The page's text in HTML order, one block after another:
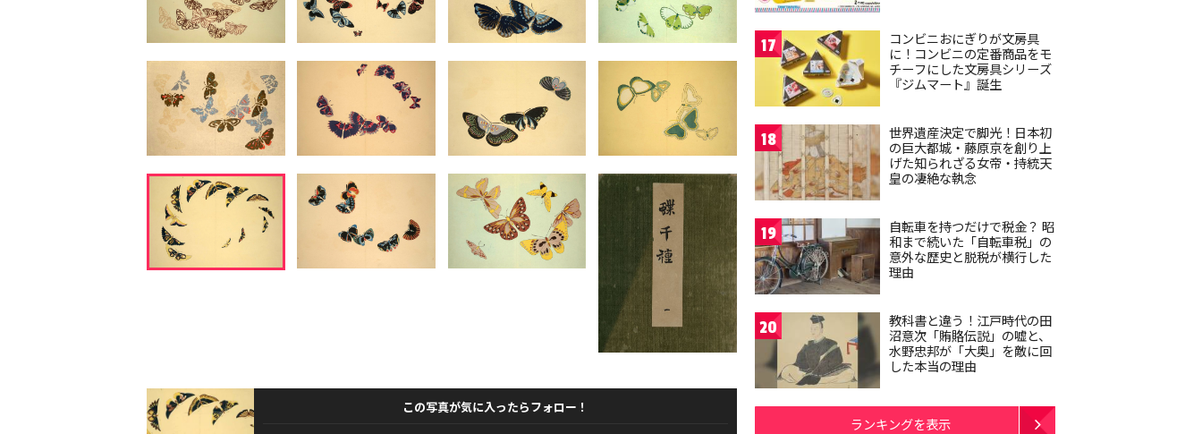
この写真が気に入ったらフォロー！
17
コンビニおにぎりが文房具
に！コンビニの定番商品をモ
チーフにした文房具シリーズ
『ジムマート』誕生
18
世界遺産決定で脚光！日本初
の巨大都城・藤原京を創り上
げた知られざる女帝・持統天
皇の凄絶な執念
19
自転車を持つだけで税金？ 昭
和まで続いた「自転車税」の
意外な歴史と脱税が横行した
理由
20
教科書と違う！江戸時代の田
沼意次「賄賂伝説」の嘘と、
水野忠邦が「大奥」を敵に回
した本当の理由
ランキングを表示